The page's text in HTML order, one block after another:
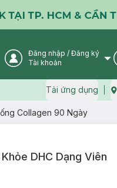
icon User Icon
Đăng nhập / Đăng ký
Tài khoản
Tải ứng dụng
Collagen 90 Ngày
DHC Dạng Viên